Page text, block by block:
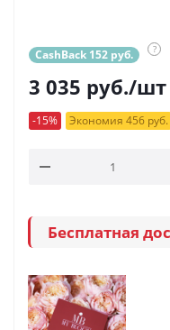
CashBack 152 руб. ?
3 035 руб./шт
-15% Экономия 456 руб.
Бесплатная